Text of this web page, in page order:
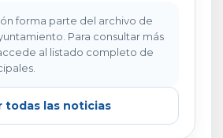
forma parte del archivo de
Para consultar más
al listado completo de
todas las noticias